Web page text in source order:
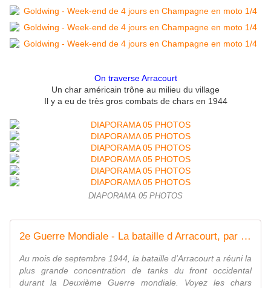
On traverse Arracourt
Un char américain trône au milieu du village
Il y a eu de très gros combats de chars en 1944
DIAPORAMA 05 PHOTOS
2e Guerre Mondiale - La bataille d Arracourt, par les tanks.
Au mois de septembre 1944, la bataille d'Arracourt a réuni la
plus grande concentration de tanks du front occidental
durant la Deuxième Guerre mondiale. Voyez les chars